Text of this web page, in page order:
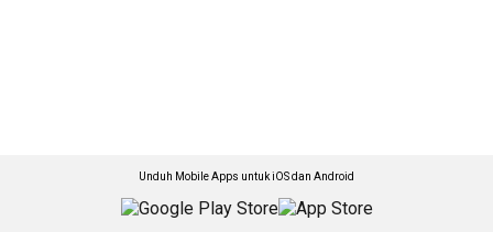
Unduh Mobile Apps untuk iOS dan Android